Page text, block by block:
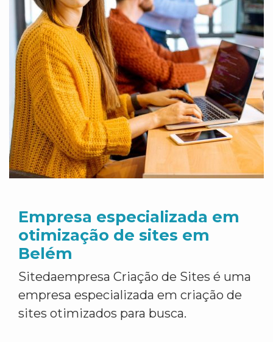
Empresa especializada em
otimização de sites em
Belém
Sitedaempresa Criação de Sites é uma
empresa especializada em criação de
sites otimizados para busca.